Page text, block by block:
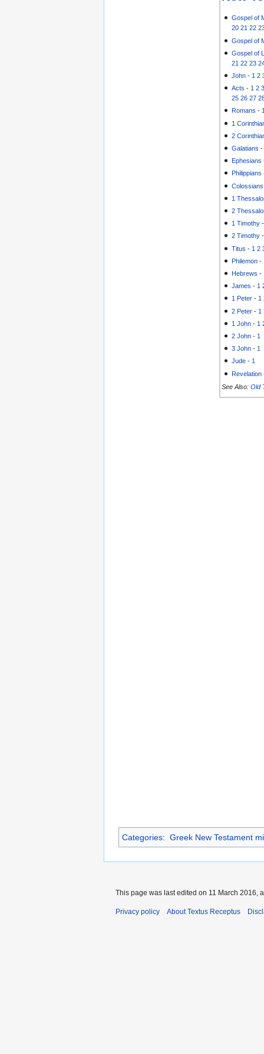
Gospel of
20 21 22
Gospel of
Gospel of
21 22 23
John - 1 2
Acts - 1 2
25 26 27
Romans -
1
2
Galatians
Ephesians
Philippians
Colossians
1
2
1 Timothy
2 Timothy
Titus - 1 2
Philemon -
Hebrews -
James - 1
1 Peter - 1
2 Peter - 1
1 John - 1
2 John - 1
3 John - 1
Jude - 1
Revelation
See Also: Old
Categories: Greek New Testament
This page was last edited on 11 March 2016,
Privacy policy About Textus Receptus